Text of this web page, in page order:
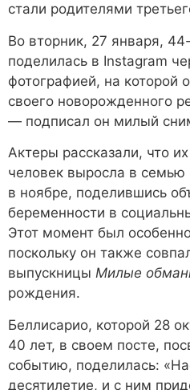
стали родителями
Во вторник, 27 января,
поделилась в Instagram
фотографией, на которой
своего новорожденного
— подписал он милый
Актеры рассказали, что
человек выросла в семью
в ноябре, поделившись
беременности в
Этот момент был
поскольку он также
выпускницы Милые
рождения.
Беллисарио, которой 28
40 лет, в своем посте,
событию, поделилась:
десятилетие, и с ним